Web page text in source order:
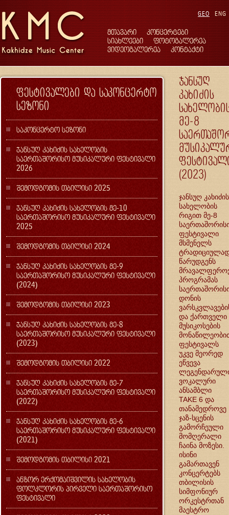
ENG
GEO
მთავარი
კონცერტები
სიახლეები
ფოტოგალერეა
ვიდეოგალერეა
კონტაქტი
ფესტივალები და საკონცერტო
სეზონი
საკონცერტო სეზონი
ჯანსუღ კახიძის სახელობის
საერთაშორისო მუსიკალური ფესტივალი
2026
შემოდგომის თბილისი 2025
ჯანსუღ კახიძის სახელობის მე-10
საერთაშორისო მუსიკალური ფესტივალი
2025
შემოდგომის თბილისი 2024
ჯანსუღ კახიძის სახელობის მე-9
საერთაშორისო მუსიკალური ფესტივალი
(2024)
შემოდგომის თბილისი 2023
ჯანსუღ კახიძის სახელობის მე-8
საერთაშორისო მუსიკალური ფესტივალი
(2023)
შემოდგომის თბილისი 2022
ჯანსუღ კახიძის სახელობის მე-7
საერთაშორისო მუსიკალური ფესტივალი
(2022)
ჯანსუღ კახიძის სახელობის მე-6
საერთაშორისო მუსიკალური ფესტივალი
(2021)
შემოდგომის თბილისი 2021
ანზორ ერქომაიშვილის სახელობის
ფოლკლორის პირველი საერთაშორისო
ფესტივალი
ჯანსუღ
კახიძის
მე-8
(2023)
ჯანსუღ კახიძის
სახელობის
რიგით მე-8
ფესტივალი
მსმენელს
წარუდგენს
პროგრამას
დონის
და ქართველი
მუსიკოსების
ფესტივალს
უკვე მეორედ
ეწვევა
ვოკალური
ანსამბლი
TAKE 6 და
თანამედროვე
ჯაზ-სცენის
გამორჩეული
მომღერალი
ჩაინა მოზესი.
ისინი
გამართავენ
კონცერტებს
თბილისის
სიმფონიურ
ორკესტრთან
მაესტრო